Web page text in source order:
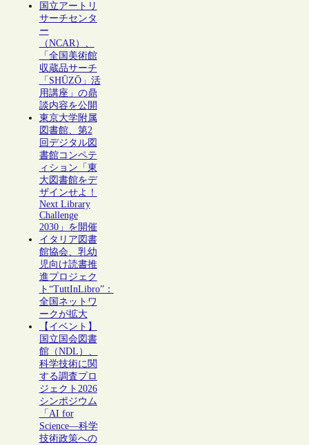
国立アートリ
サーチセンタ
ー
（NCAR）、
「全国美術館
収蔵品サーチ
「SHŪZŌ」活
用講座」の鼎
談内容を公開
東京大学附属
図書館、第2
回デジタル図
書館コンペテ
ィション「東
大図書館をデ
ザインせよ！
Next Library
Challenge
2030」を開催
イタリア図書
館協会、乳幼
児向け読書推
進プロジェク
ト“TuttInLibro”：
全国ネットワ
ークが拡大
【イベント】
国立国会図書
館（NDL）、
科学技術に関
する調査プロ
ジェクト2026
シンポジウム
「AI for
Science―科学
技術政策への